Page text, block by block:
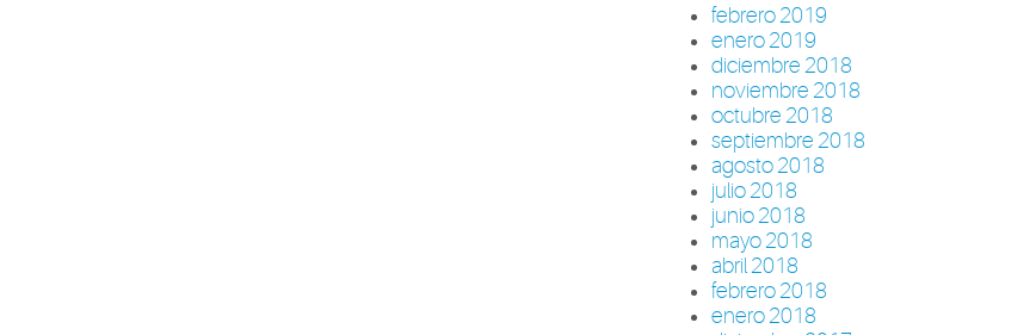
febrero 2019
enero 2019
diciembre 2018
noviembre 2018
octubre 2018
septiembre 2018
agosto 2018
julio 2018
junio 2018
mayo 2018
abril 2018
febrero 2018
enero 2018